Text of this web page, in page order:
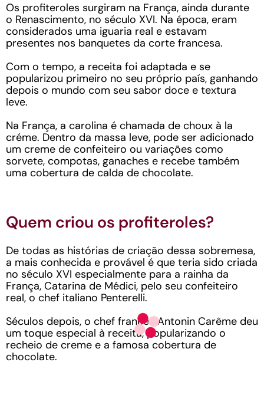
Os profiteroles surgiram na França, ainda durante
o Renascimento, no século XVI. Na época, eram
considerados uma iguaria real e estavam
presentes nos banquetes da corte francesa.
Com o tempo, a receita foi adaptada e se
popularizou primeiro no seu próprio país, ganhando
depois o mundo com seu sabor doce e textura
leve.
Na França, a carolina é chamada de choux à la
créme. Dentro da massa leve, pode ser adicionado
um creme de confeiteiro ou variações como
sorvete, compotas, ganaches e recebe também
uma cobertura de calda de chocolate.
Quem criou os profiteroles?
De todas as histórias de criação dessa sobremesa,
a mais conhecida e provável é que teria sido criada
no século XVI especialmente para a rainha da
França, Catarina de Médici, pelo seu confeiteiro
real, o chef italiano Penterelli.
Séculos depois, o chef francês Antonin Carême deu
um toque especial à receita, popularizando o
recheio de creme e a famosa cobertura de
chocolate.